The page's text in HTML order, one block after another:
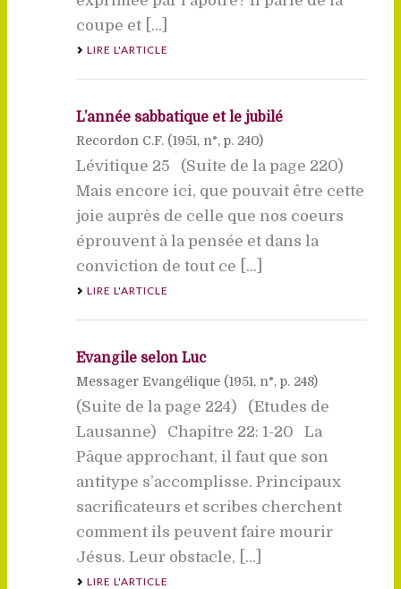
coupe et [...]
LIRE L'ARTICLE
L’année sabbatique et le jubilé
Recordon C.F. (1951, n°, p. 240)
Lévitique 25 (Suite de la page 220)
Mais encore ici, que pouvait être cette
joie auprès de celle que nos coeurs
éprouvent à la pensée et dans la
conviction de tout ce [...]
LIRE L'ARTICLE
Evangile selon Luc
Messager Evangélique (1951, n°, p. 248)
(Suite de la page 224) (Etudes de
Lausanne) Chapitre 22: 1-20 La
Pâque approchant, il faut que son
antitype s’accomplisse. Principaux
sacrificateurs et scribes cherchent
comment ils peuvent faire mourir
Jésus. Leur obstacle, [...]
LIRE L'ARTICLE